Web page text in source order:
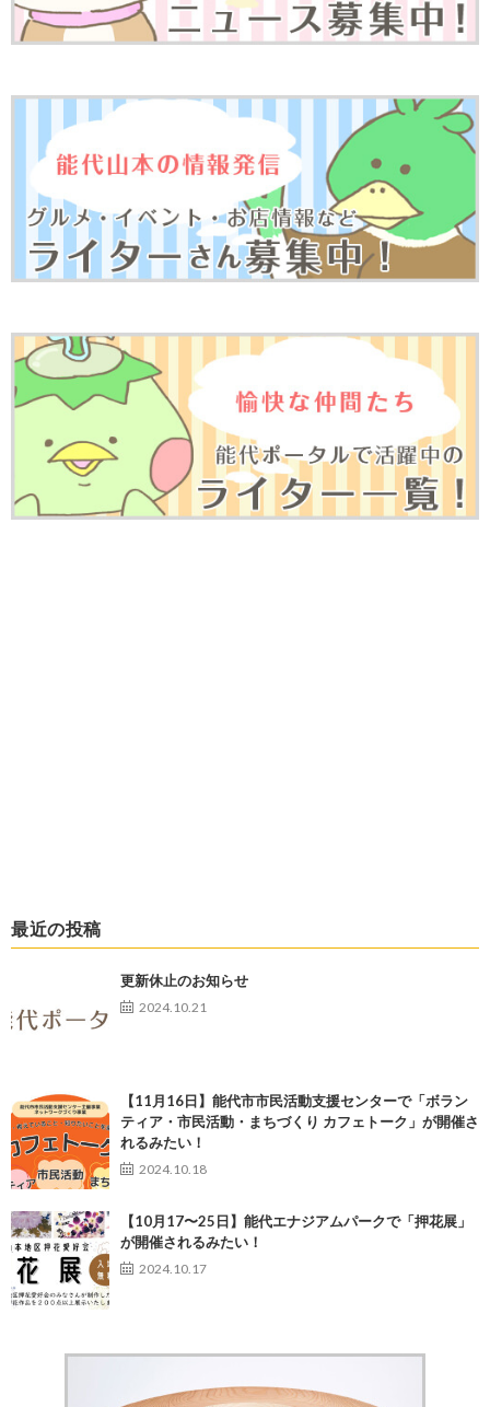
最近の投稿
更新休止のお知らせ
2024.10.21
【11月16日】能代市市民活動支援センターで「ボラン
ティア・市民活動・まちづくり カフェトーク」が開催さ
れるみたい！
2024.10.18
【10月17〜25日】能代エナジアムパークで「押花展」
が開催されるみたい！
2024.10.17